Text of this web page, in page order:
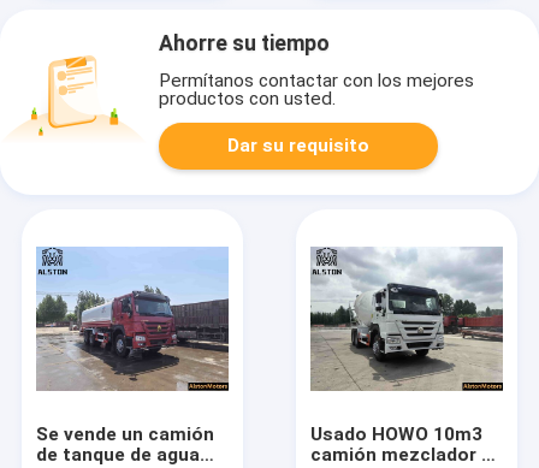
Ahorre su tiempo
Permítanos contactar con los mejores
productos con usted.
Dar su requisito
Se vende un camión
de tanque de agua
Usado HOWO 10m3
camión mezclador de